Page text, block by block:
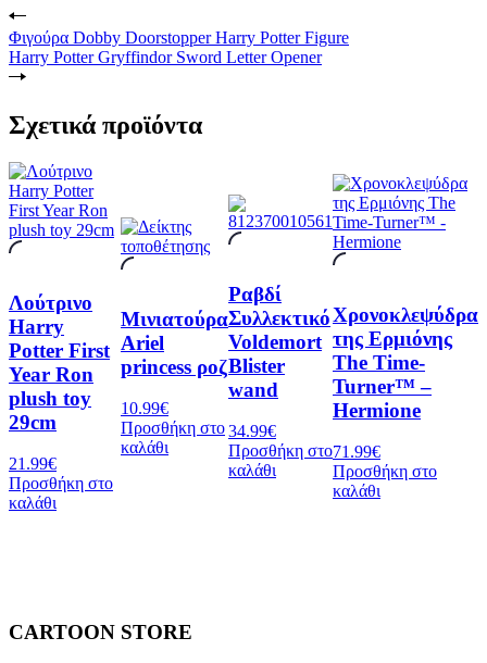
Φιγούρα Dobby Doorstopper Harry Potter Figure
Harry Potter Gryffindor Sword Letter Opener
Σχετικά προϊόντα
Λούτρινο
Harry
Potter First
Year Ron
plush toy
29cm
21.99€
Προσθήκη στο
καλάθι
Μινιατούρα
Ariel
princess ροζ
10.99€
Προσθήκη στο
καλάθι
Ραβδί
Συλλεκτικό
Voldemort
Blister
wand
34.99€
Προσθήκη στο
καλάθι
Χρονοκλεψύδρα
της Ερμιόνης
The Time-
Turner™ –
Hermione
71.99€
Προσθήκη στο
καλάθι
CARTOON STORE